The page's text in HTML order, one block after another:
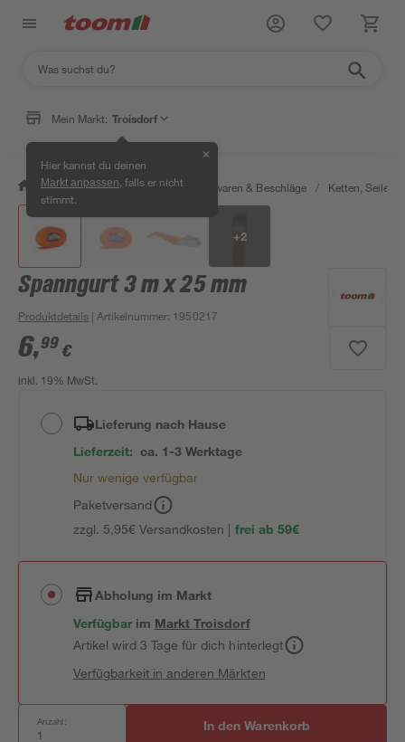
Mein Markt: Troisdorf
Hier kannst du deinen
Markt anpassen , falls er nicht
stimmt.
✕
/ Werkstatt & Maschinen / Eisenwaren & Beschläge / Ketten, Seile &
+2
Spanngurt 3 m x 25 mm
Produktdetails | Artikelnummer: 1950217
6,99 €
inkl. 19% MwSt.
Lieferung nach Hause
Lieferzeit: ca. 1-3 Werktage
Nur wenige verfügbar
Paketversand
zzgl. 5,95€ Versandkosten | frei ab 59€
Abholung im Markt
Verfügbar im MarktTroisdorf
Artikel wird 3 Tage für dich hinterlegt
Verfügbarkeit in anderen Märkten
Anzahl: In den Warenkorb